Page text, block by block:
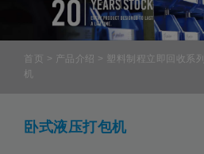
首页 > 产品介绍 > 塑料制程立即回收系列
机
卧式液压打包机